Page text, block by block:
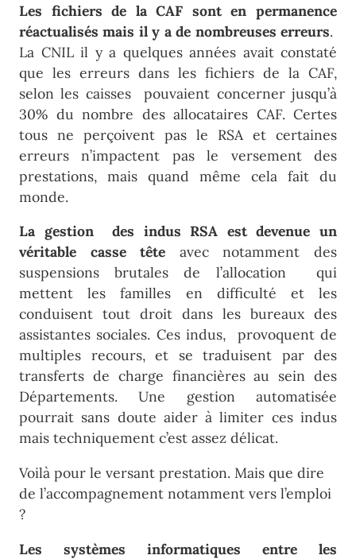
Les fichiers de la CAF sont en permanence
réactualisés mais il y a de nombreuses erreurs.
La CNIL il y a quelques années avait constaté
que les erreurs dans les fichiers de la CAF,
selon les caisses pouvaient concerner jusqu’à
30% du nombre des allocataires CAF. Certes
tous ne perçoivent pas le RSA et certaines
erreurs n’impactent pas le versement des
prestations, mais quand même cela fait du
monde.
La gestion des indus RSA est devenue un
véritable casse tête avec notamment des
suspensions brutales de l’allocation qui
mettent les familles en difficulté et les
conduisent tout droit dans les bureaux des
assistantes sociales. Ces indus, provoquent de
multiples recours, et se traduisent par des
transferts de charge financières au sein des
Départements. Une gestion automatisée
pourrait sans doute aider à limiter ces indus
mais techniquement c’est assez délicat.
Voilà pour le versant prestation. Mais que dire
de l’accompagnement notamment vers l’emploi
?
Les systèmes informatiques entre les